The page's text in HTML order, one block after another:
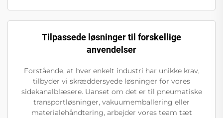
Tilpassede løsninger til forskellige
anvendelser
Forstående, at hver enkelt industri har unikke krav,
tilbyder vi skræddersyede løsninger for vores
sidekanalblæsere. Uanset om det er til pneumatiske
transportløsninger, vakuumemballering eller
materialehåndtering, arbejder vores team tæt